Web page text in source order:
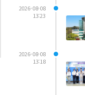
2026-08-08
13:23
2026-08-08
13:18